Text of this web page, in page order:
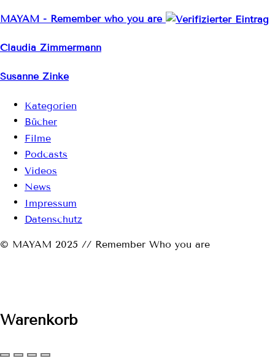
MAYAM - Remember who you are
Claudia Zimmermann
Susanne Zinke
Kategorien
Bücher
Filme
Podcasts
Videos
News
Impressum
Datenschutz
© MAYAM 2025 // Remember Who you are
Warenkorb